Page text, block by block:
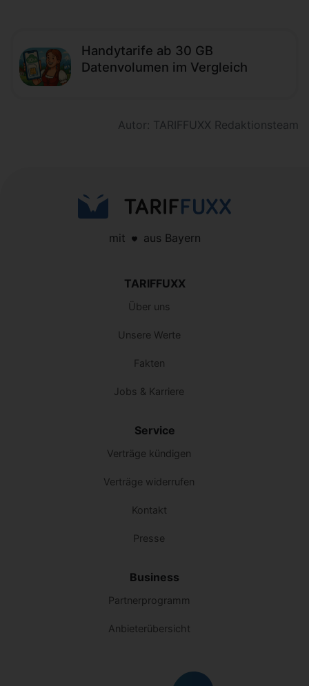
Handytarife ab 30 GB
Datenvolumen im Vergleich
Autor: TARIFFUXX Redaktionsteam
mit aus Bayern
TARIFFUXX
Über uns
Unsere Werte
Fakten
Jobs & Karriere
Service
Verträge kündigen
Verträge widerrufen
Kontakt
Presse
Business
Partnerprogramm
Anbieterübersicht